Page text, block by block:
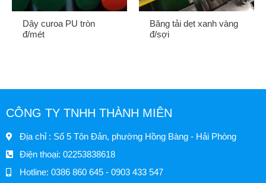
Dây curoa PU tròn
đ/mét
Băng tải dẹt xanh vàng
đ/sợi
CÔNG TY TNHH THÀNH MIÊN
Địa chỉ : Số 5 Tôn Đản, phường Hồng Bàng - Hải Phòng
Điện thoại: 02253838618
Hotline: 0386 860 645 - 0903 433 547